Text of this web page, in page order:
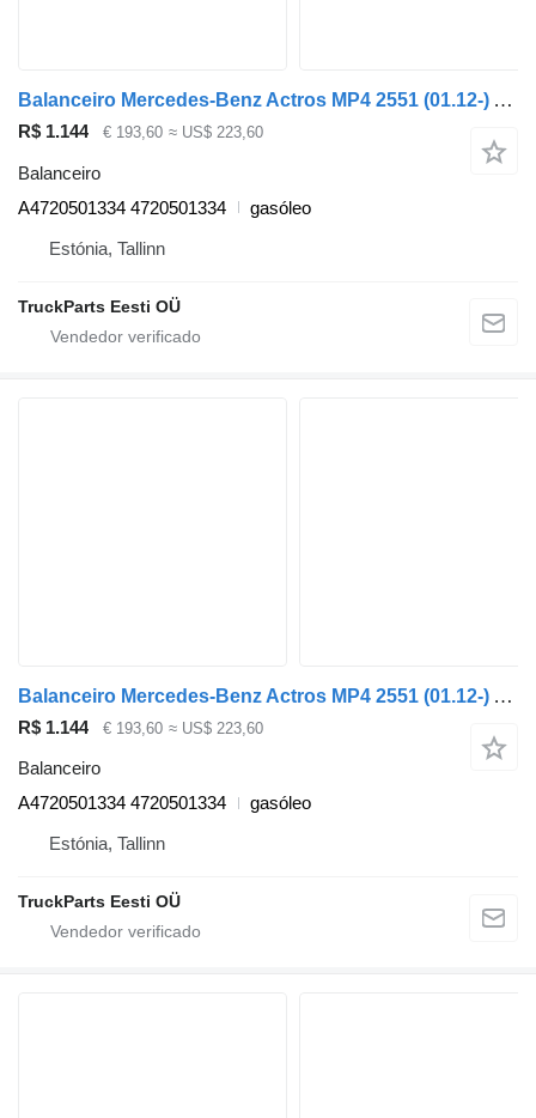
Balanceiro Mercedes-Benz Actros MP4 2551 (01.12-) A4720501334 para camião tractor Mercedes-Benz Actros MP4 Antos Arocs (2012-)
R$ 1.144 € 193,60 ≈ US$ 223,60
Balanceiro
A4720501334 4720501334
gasóleo
Estónia, Tallinn
TruckParts Eesti OÜ
Balanceiro Mercedes-Benz Actros MP4 2551 (01.12-) A4720501334 para camião tractor Mercedes-Benz Actros MP4 Antos Arocs (2012-)
R$ 1.144 € 193,60 ≈ US$ 223,60
Balanceiro
A4720501334 4720501334
gasóleo
Estónia, Tallinn
TruckParts Eesti OÜ